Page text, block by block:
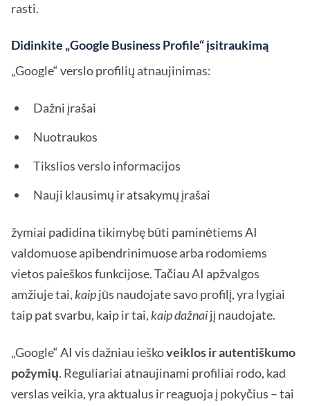
rasti.
Didinkite „Google Business Profile“ įsitraukimą
„Google“ verslo profilių atnaujinimas:
Dažni įrašai
Nuotraukos
Tikslios verslo informacijos
Nauji klausimų ir atsakymų įrašai
žymiai padidina tikimybę būti paminėtiems AI
valdomuose apibendrinimuose arba rodomiems
vietos paieškos funkcijose. Tačiau AI apžvalgos
amžiuje tai, kaipjūs naudojate savo profilį, yra lygiai
taip pat svarbu, kaip ir tai, kaip dažnaijį naudojate.
„Google“ AI vis dažniau ieškoveiklos ir autentiškumo
požymių. Reguliariai atnaujinami profiliai rodo, kad
verslas veikia, yra aktualus ir reaguoja į pokyčius – tai